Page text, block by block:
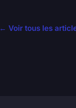
← Voir tous les